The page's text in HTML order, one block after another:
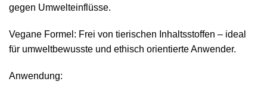
gegen Umwelteinflüsse.
Vegane Formel: Frei von tierischen Inhaltsstoffen – ideal
für umweltbewusste und ethisch orientierte Anwender.
Anwendung: